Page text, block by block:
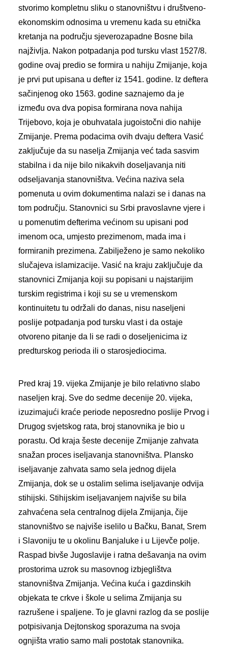
stvorimo kompletnu sliku o stanovništvu i društveno-
ekonomskim odnosima u vremenu kada su etnička
kretanja na području sjeverozapadne Bosne bila
najživlja. Nakon potpadanja pod tursku vlast 1527/8.
godine ovaj predio se formira u nahiju Zmijanje, koja
je prvi put upisana u defter iz 1541. godine. Iz deftera
sačinjenog oko 1563. godine saznajemo da je
između ova dva popisa formirana nova nahija
Trijebovo, koja je obuhvatala jugoistočni dio nahije
Zmijanje. Prema podacima ovih dvaju deftera Vasić
zaključuje da su naselja Zmijanja već tada sasvim
stabilna i da nije bilo nikakvih doseljavanja niti
odseljavanja stanovništva. Većina naziva sela
pomenuta u ovim dokumentima nalazi se i danas na
tom području. Stanovnici su Srbi pravoslavne vjere i
u pomenutim defterima većinom su upisani pod
imenom oca, umjesto prezimenom, mada ima i
formiranih prezimena. Zabilježeno je samo nekoliko
slučajeva islamizacije. Vasić na kraju zaključuje da
stanovnici Zmijanja koji su popisani u najstarijim
turskim registrima i koji su se u vremenskom
kontinuitetu tu održali do danas, nisu naseljeni
poslije potpadanja pod tursku vlast i da ostaje
otvoreno pitanje da li se radi o doseljenicima iz
predturskog perioda ili o starosjediocima.
Pred kraj 19. vijeka Zmijanje je bilo relativno slabo
naseljen kraj. Sve do sedme decenije 20. vijeka,
izuzimajući kraće periode neposredno poslije Prvog i
Drugog svjetskog rata, broj stanovnika je bio u
porastu. Od kraja šeste decenije Zmijanje zahvata
snažan proces iseljavanja stanovništva. Plansko
iseljavanje zahvata samo sela jednog dijela
Zmijanja, dok se u ostalim selima iseljavanje odvija
stihijski. Stihijskim iseljavanjem najviše su bila
zahvaćena sela centralnog dijela Zmijanja, čije
stanovništvo se najviše iselilo u Bačku, Banat, Srem
i Slavoniju te u okolinu Banjaluke i u Lijevče polje.
Raspad bivše Jugoslavije i ratna dešavanja na ovim
prostorima uzrok su masovnog izbjeglištva
stanovništva Zmijanja. Većina kuća i gazdinskih
objekata te crkve i škole u selima Zmijanja su
razrušene i spaljene. To je glavni razlog da se poslije
potpisivanja Dejtonskog sporazuma na svoja
ognjišta vratio samo mali postotak stanovnika.